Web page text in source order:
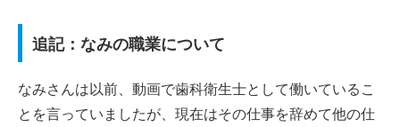
追記：なみの職業について
なみさんは以前、動画で歯科衛生士として働いているこ
とを言っていましたが、現在はその仕事を辞めて他の仕